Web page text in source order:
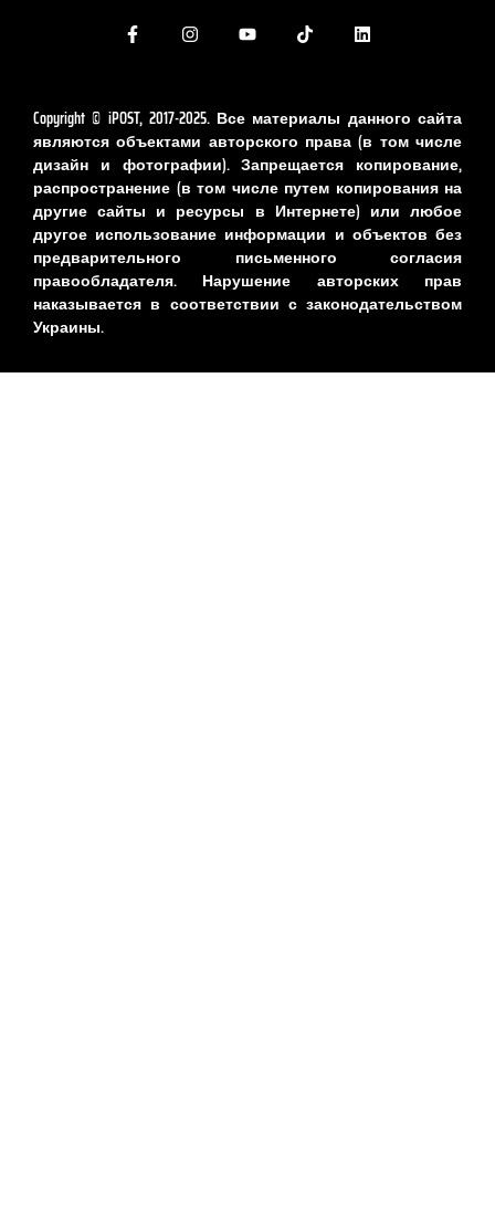
Copyright © iPOST, 2017-2025. Все материалы данного сайта
являются объектами авторского права (в том числе
дизайн и фотографии). Запрещается копирование,
распространение (в том числе путем копирования на
другие сайты и ресурсы в Интернете) или любое
другое использование информации и объектов без
предварительного письменного согласия
правообладателя. Нарушение авторских прав
наказывается в соответствии с законодательством
Украины.